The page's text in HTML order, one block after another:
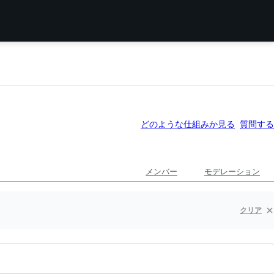
どのような仕組みか見る 質問する
メンバー モデレーション
クリア